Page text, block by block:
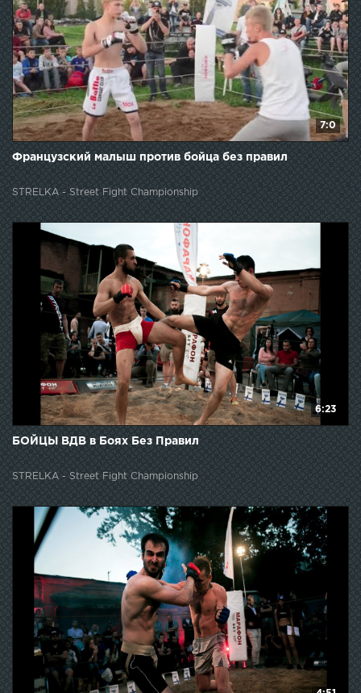
7:0
Французский малыш против бойца без правил
STRELKA - Street Fight Championship
6:23
БОЙЦЫ ВДВ в Боях Без Правил
STRELKA - Street Fight Championship